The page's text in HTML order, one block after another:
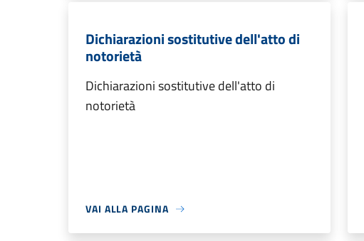
Dichiarazioni sostitutive dell'atto di
notorietà
Dichiarazioni sostitutive dell'atto di
notorietà
VAI ALLA PAGINA